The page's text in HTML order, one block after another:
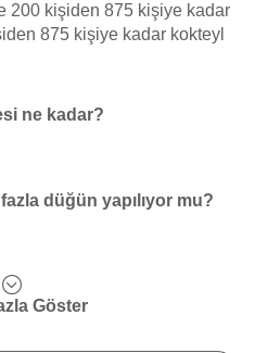
200 kişiden 875 kişiye kadar
875 kişiye kadar kokteyl
ne kadar?
düğün yapılıyor mu?
Göster